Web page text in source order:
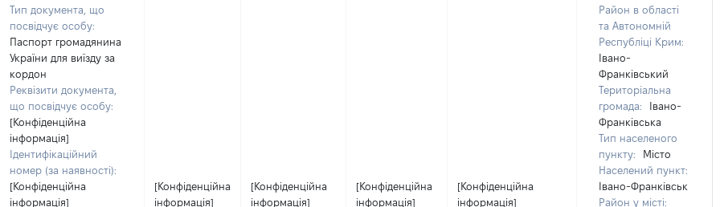
Тип документа, що
посвідчує особу:
Паспорт громадянина
України для виїзду за
кордон
Реквізити документа,
що посвідчує особу:
[Конфіденційна
інформація]
Ідентифікаційний
номер (за наявності):
[Конфіденційна
інформація]
[Конфіденційна
інформація]
[Конфіденційна
інформація]
[Конфіденційна
інформація]
[Конфіденційна
інформація]
Район в області
та Автономній
Республіці Крим:
Івано-
Франківський
Територіальна
громада:
Івано-
Франківська
Тип населеного
пункту:
Місто
Населений пункт:
Івано-Франківськ
Район у місті: